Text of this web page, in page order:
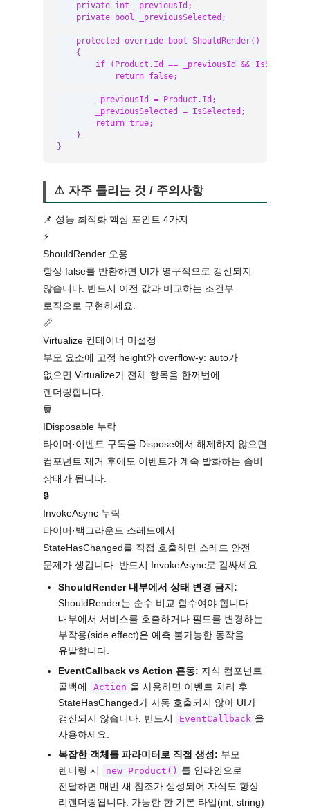
    private int _previousId;
    private bool _previousSelected;
    protected override bool ShouldRender()
    {
if (Product.Id == _previousId && IsSelected
            return false;
        _previousId = Product.Id;
        _previousSelected = IsSelected;
        return true;
    }
}
⚠️ 자주 틀리는 것 / 주의사항
📌 성능 최적화 핵심 포인트 4가지
⚡
ShouldRender 오용
항상 false를 반환하면 UI가 영구적으로 갱신되지
않습니다. 반드시 이전 값과 비교하는 조건부
로직으로 구현하세요.
📏
Virtualize 컨테이너 미설정
부모 요소에 고정 height와 overflow-y: auto가
없으면 Virtualize가 전체 항목을 한꺼번에
렌더링합니다.
🗑️
IDisposable 누락
타이머·이벤트 구독을 Dispose에서 해제하지 않으면
컴포넌트 제거 후에도 이벤트가 계속 발화하는 좀비
상태가 됩니다.
🔒
InvokeAsync 누락
타이머·백그라운드 스레드에서
StateHasChanged를 직접 호출하면 스레드 안전
문제가 생깁니다. 반드시 InvokeAsync로 감싸세요.
ShouldRender 내부에서 상태 변경 금지:
ShouldRender는 순수 비교 함수여야 합니다.
내부에서 서비스를 호출하거나 필드를 변경하는
부작용(side effect)은 예측 불가능한 동작을
유발합니다.
EventCallback vs Action 혼동: 자식 컴포넌트
콜백에
Action 을 사용하면 이벤트 처리 후
StateHasChanged가 자동 호출되지 않아 UI가
갱신되지 않습니다. 반드시
EventCallback 을
사용하세요.
복잡한 객체를 파라미터로 직접 생성: 부모
렌더링 시
new Product() 를 인라인으로
전달하면 매번 새 참조가 생성되어 자식도 항상
리렌더링됩니다. 가능한 한 기본 타입(int, string)